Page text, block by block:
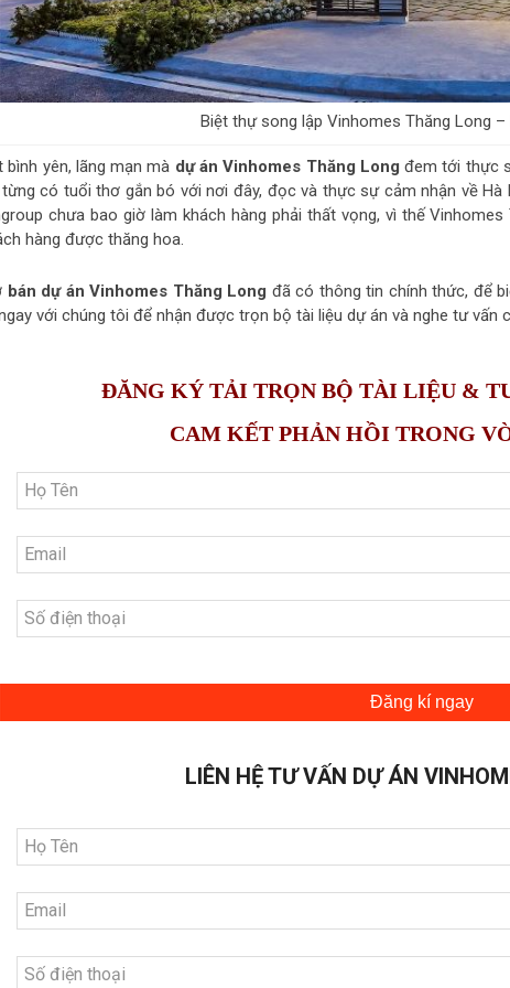
Biệt thự song lập Vinhomes Thăng Long –
bình yên, lãng mạn mà dự án Vinhomes Thăng Long đem tới thực
có tuổi thơ gắn bó với nơi đây, đọc và thực sự cảm nhận về
chưa bao giờ làm khách hàng phải thất vọng, vì thế
hàng được thăng hoa.
bán dự án Vinhomes Thăng Long đã có thông tin chính thức, để
với chúng tôi để nhận được trọn bộ tài liệu dự án và nghe tư vấn
ĐĂNG KÝ TẢI TRỌN BỘ TÀI LIỆU &
CAM KẾT PHẢN HỒI TRONG
Đăng kí ngay
LIÊN HỆ TƯ VẤN DỰ ÁN